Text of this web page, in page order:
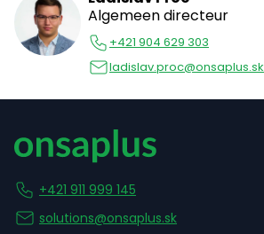
Algemeen directeur
+421 904 629 303
ladislav.proc@onsaplus.sk
+421 911 999 145
solutions@onsaplus.sk